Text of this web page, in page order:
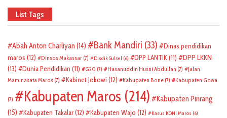
List Tags
Abah Anton Charliyan (14) Bank Mandiri (33)
Dinas pendidikan
maros (12) Dinsos Makassar (7) Disdik Sulsel (6) DPP LANTIK(11)
DPP LKKN
(13)
Dunia Pendidikan (11) G20 (7) Hasanuddin Husni Abdullah (7)
Jalan
Maminasata Maros (7) Kabinet Jokowi (12) Kabupaten Bone (7) Kabupaten Gowa
(7) Kabupaten Maros (214)
Kabupaten Pinrang
(15)
Kabupaten Takalar(12) Kabupaten Wajo (12) Kasus KONI Maros (6)